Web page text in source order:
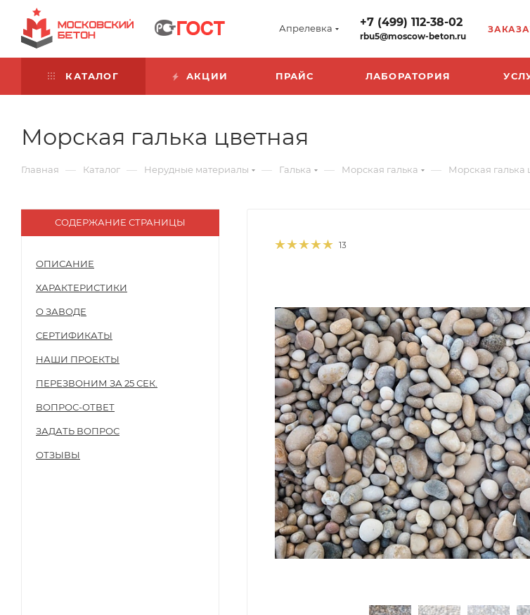
Апрелевка +7 (499) 112-38-02
rbu5@moscow-beton.ru
КАТАЛОГ АКЦИИ ПРАЙС ЛАБОРАТОРИЯ
Морская галька цветная
Главная — Каталог — Нерудные материалы — Галька — Морская галька — Морская галька
СОДЕРЖАНИЕ СТРАНИЦЫ
ОПИСАНИЕ
ХАРАКТЕРИСТИКИ
О ЗАВОДЕ
СЕРТИФИКАТЫ
НАШИ ПРОЕКТЫ
ПЕРЕЗВОНИМ ЗА 25 СЕК.
ВОПРОС-ОТВЕТ
ЗАДАТЬ ВОПРОС
ОТЗЫВЫ
13